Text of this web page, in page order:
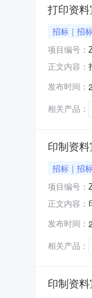
打印资
招标｜招
项目编号：
正文内容：
发布时间：
相关产品：
印制资
招标｜招
项目编号：
正文内容：
发布时间：
相关产品：
印制资